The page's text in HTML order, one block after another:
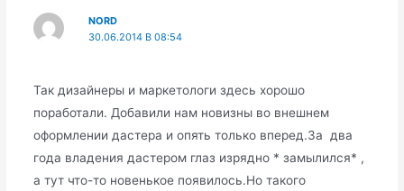
NORD
30.06.2014 В 08:54
Так дизайнеры и маркетологи здесь хорошо
поработали. Добавили нам новизны во внешнем
оформлении дастера и опять только вперед.За два
года владения дастером глаз изрядно * замылился* ,
а тут что-то новенькое появилось.Но такого